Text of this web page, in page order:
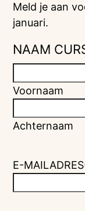
Meld je aan
januari.
NAAM
Voornaam
Achternaam
E-MAILADRES